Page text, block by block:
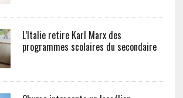
L’Italie retire Karl Marx des
programmes scolaires du secondaire